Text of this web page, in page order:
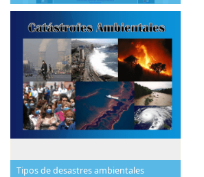
Tipos de desastres ambientales